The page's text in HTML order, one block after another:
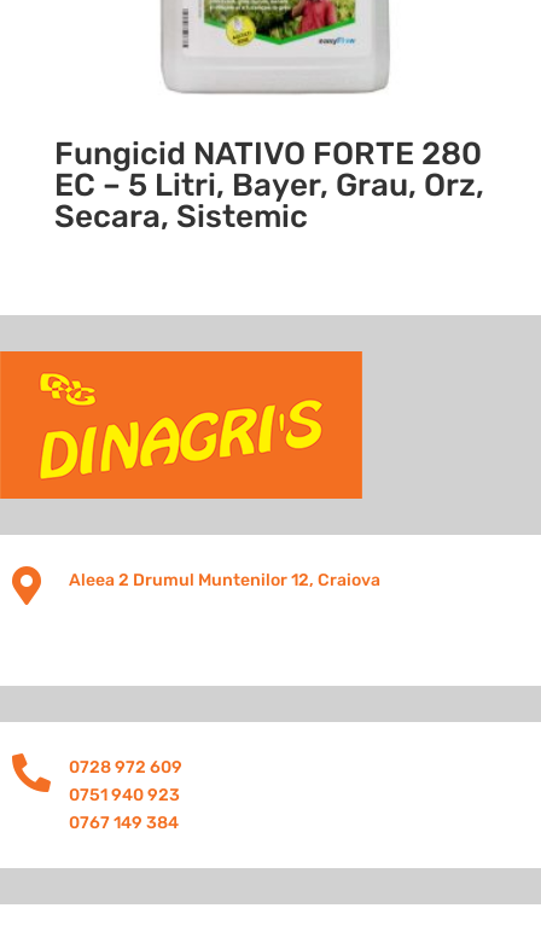
Fungicid NATIVO FORTE 280
EC – 5 Litri, Bayer, Grau, Orz,
Secara, Sistemic
 Aleea 2 Drumul Muntenilor 12, Craiova

0728 972 609
0751 940 923
0767 149 384